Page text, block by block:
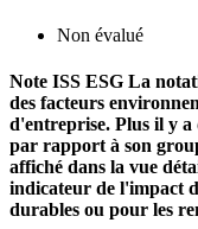
Non évalué
Note ISS ESG La
des facteurs
d'entreprise. Plus il y a
par rapport à son
affiché dans la vue
indicateur de l'impact
durables ou pour les